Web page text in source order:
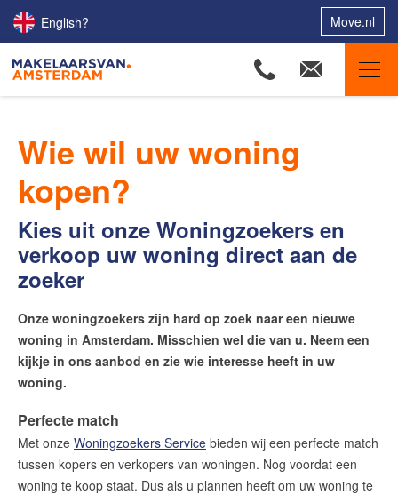
English? Move.nl
Ons aanbod
Woningzoekers
Onze makelaars
Onze expertises
Huis verkopen
Huis kopen
Uw huis verhuren
Onze diensten
Contact
Word jij onze nieuwe makelaar?
Woning Waarde Adviesdagen
Wie wil uw woning
kopen?
Kies uit onze Woningzoekers en
verkoop uw woning direct aan de
zoeker
Onze woningzoekers zijn hard op zoek naar een nieuwe
woning in Amsterdam. Misschien wel die van u. Neem een
kijkje in ons aanbod en zie wie interesse heeft in uw
woning.
Perfecte match
Met onze Woningzoekers Service bieden wij een perfecte match
tussen kopers en verkopers van woningen. Nog voordat een
woning te koop staat. Dus als u plannen heeft om uw woning te